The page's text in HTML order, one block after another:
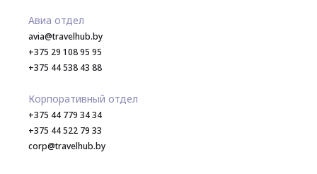
Авиа отдел
avia@travelhub.by
+375 29 108 95 95
+375 44 538 43 88
Корпоративный отдел
+375 44 779 34 34
+375 44 522 79 33
corp@travelhub.by